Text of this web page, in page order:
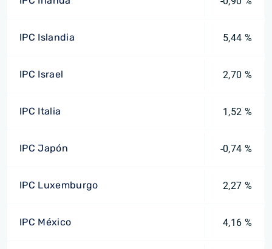
IPC Islandia 5,44 %
IPC Israel 2,70 %
IPC Italia 1,52 %
IPC Japón -0,74 %
IPC Luxemburgo 2,27 %
IPC México 4,16 %